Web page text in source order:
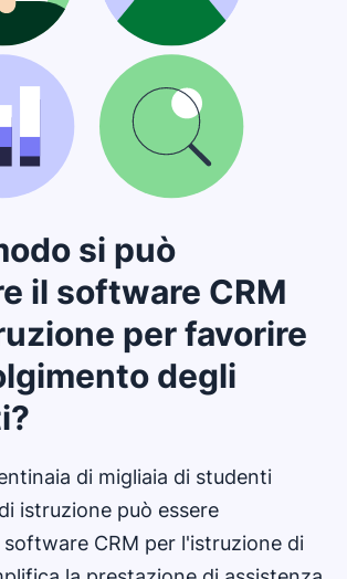
si può
il software CRM
per favorire
degli
di migliaia di studenti
istruzione può essere
CRM per l'istruzione di